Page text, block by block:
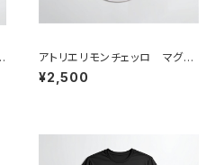
アトリエリモンチェッロ マグカ
ップ
¥2,500